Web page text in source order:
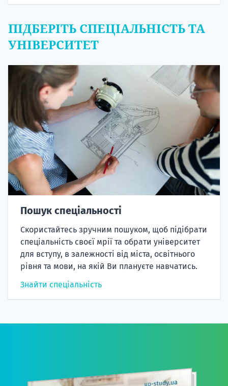
ПІДБЕРІТЬ СПЕЦІАЛЬНІСТЬ ТА
УНІВЕРСИТЕТ
Пошук спеціальності
Скористайтесь зручним пошуком, щоб підібрати
спеціальність своєї мрії та обрати університет
для вступу, в залежності від міста, освітнього
рівня та мови, на якій Ви плануєте навчатись.
Знайти спеціальність